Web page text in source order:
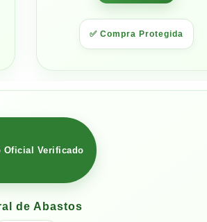
✅ Compra Protegida
Oficial Verificado
de Abastos